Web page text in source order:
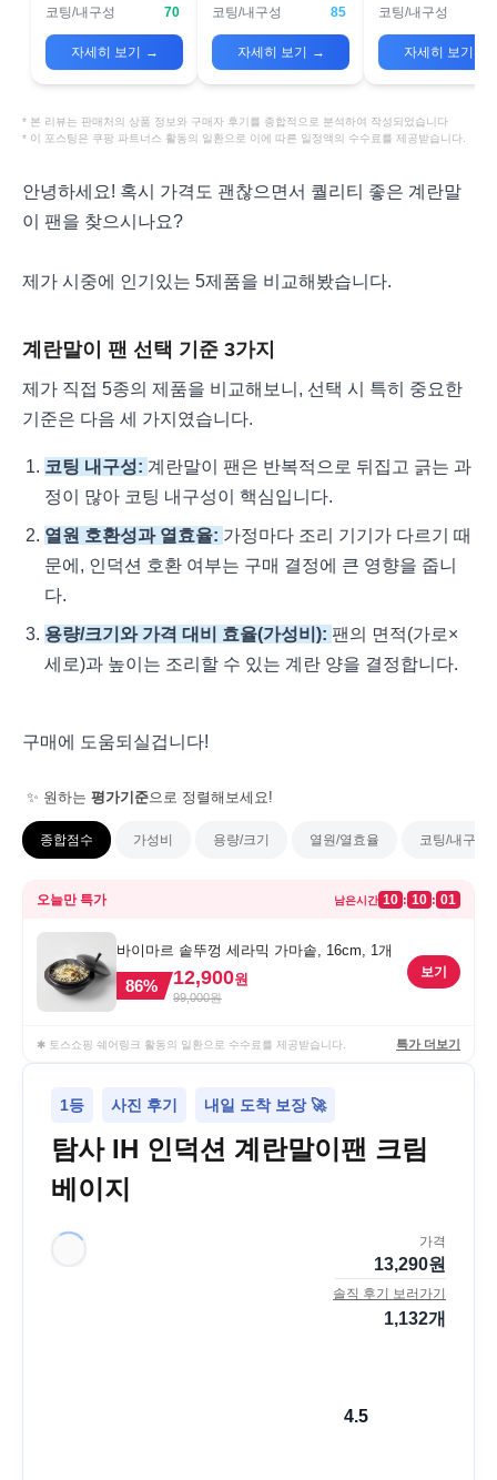
코팅/내구성
70
자세히 보기 →
코팅/내구성
85
자세히 보기 →
코팅/내구성
자세히 보기
* 본 리뷰는 판매처의 상품 정보와 구매자 후기를 종합적으로 분석하여 작성되었습니다
* 이 포스팅은 쿠팡 파트너스 활동의 일환으로 이에 따른 일정액의 수수료를 제공받습니다.
안녕하세요! 혹시 가격도 괜찮으면서 퀄리티 좋은 계란말
이 팬을 찾으시나요?
제가 시중에 인기있는 5제품을 비교해봤습니다.
계란말이 팬 선택 기준 3가지
제가 직접 5종의 제품을 비교해보니, 선택 시 특히 중요한
기준은 다음 세 가지였습니다.
코팅 내구성: 계란말이 팬은 반복적으로 뒤집고 긁는 과
정이 많아 코팅 내구성이 핵심입니다.
열원 호환성과 열효율: 가정마다 조리 기기가 다르기 때
문에, 인덕션 호환 여부는 구매 결정에 큰 영향을 줍니
다.
용량/크기와 가격 대비 효율(가성비): 팬의 면적(가로×
세로)과 높이는 조리할 수 있는 계란 양을 결정합니다.
구매에 도움되실겁니다!
✨ 원하는 평가기준으로 정렬해보세요!
종합점수 가성비 용량/크기 열원/열효율 코팅/내구성
오늘만 특가 남은시간 10 : 10 : 01
바이마르 솥뚜껑 세라믹 가마솥, 16cm, 1개
86% 12,900원
99,000원
보기
✱ 토스쇼핑 쉐어링크 활동의 일환으로 수수료를 제공받습니다. 특가 더보기
1등 사진 후기 내일 도착 보장 🚀
탐사 IH 인덕션 계란말이팬 크림
베이지
가격
13,290원
솔직 후기 보러가기
1,132개
4.5